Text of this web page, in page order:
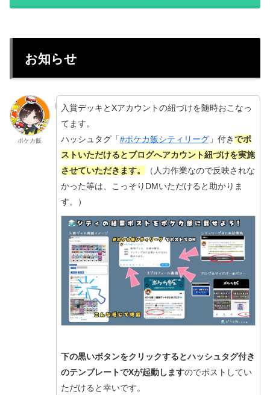
お知らせ
ポケカ飯
入賞デッキとXアカウントの紐づけを随時おこなっ
てます。
ハッシュタグ「#ポケカ飯シティリーグ」付きでポ
ストいただけるとブログへアカウント紐づけを実施
させていただきます。
（人力作業なので反映されな
かった等は、こっそりDMいただけると助かりま
す。）
下の黒いボタンをクリックするとハッシュタグ付き
のテンプレートでXが起動しますのでポストしてい
ただけると幸いです。